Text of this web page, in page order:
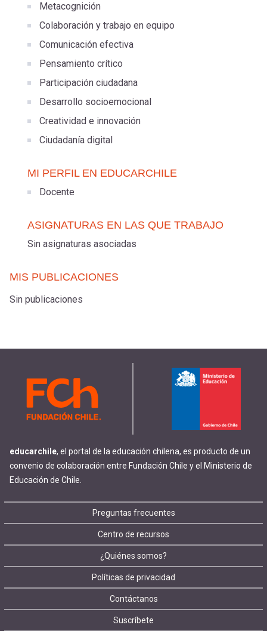
mi
cuenta
Metacognición
Colaboración y trabajo en equipo
Comunicación efectiva
Pensamiento crítico
Participación ciudadana
Desarrollo socioemocional
Creatividad e innovación
Ciudadanía digital
MI PERFIL EN EDUCARCHILE
Docente
ASIGNATURAS EN LAS QUE TRABAJO
Sin asignaturas asociadas
MIS PUBLICACIONES
Sin publicaciones
educarchile, el portal de la educación chilena, es producto de un
convenio de colaboración entre Fundación Chile y el Ministerio de
Educación de Chile.
Footer
menu
Preguntas frecuentes
Centro de recursos
¿Quiénes somos?
Políticas de privacidad
Contáctanos
Suscríbete